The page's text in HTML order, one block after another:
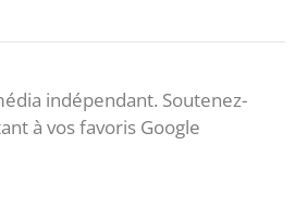
indépendant. Soutenez-
à vos favoris Google